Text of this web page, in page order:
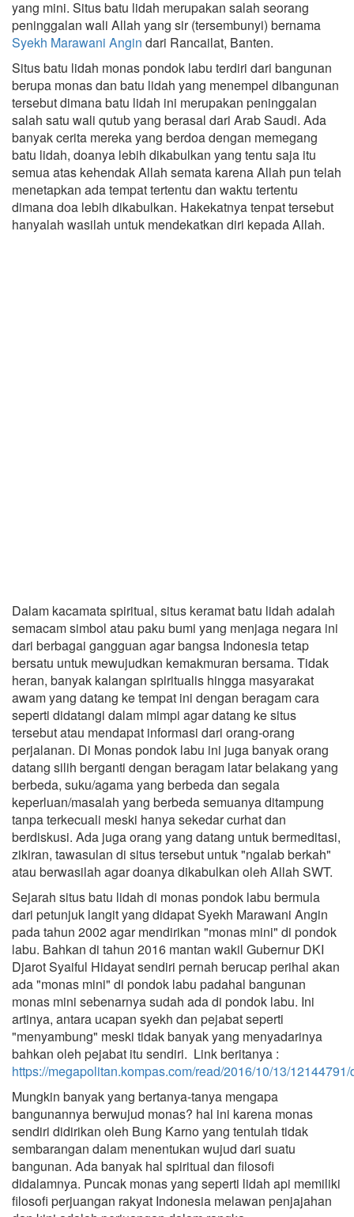
yang mini. Situs batu lidah merupakan salah seorang
peninggalan wali Allah yang sir (tersembunyi) bernama
Syekh Marawani Angin dari Rancailat, Banten.
Situs batu lidah monas pondok labu terdiri dari bangunan
berupa monas dan batu lidah yang menempel dibangunan
tersebut dimana batu lidah ini merupakan peninggalan
salah satu wali qutub yang berasal dari Arab Saudi. Ada
banyak cerita mereka yang berdoa dengan memegang
batu lidah, doanya lebih dikabulkan yang tentu saja itu
semua atas kehendak Allah semata karena Allah pun telah
menetapkan ada tempat tertentu dan waktu tertentu
dimana doa lebih dikabulkan. Hakekatnya tenpat tersebut
hanyalah wasilah untuk mendekatkan diri kepada Allah.
Dalam kacamata spiritual, situs keramat batu lidah adalah
semacam simbol atau paku bumi yang menjaga negara ini
dari berbagai gangguan agar bangsa Indonesia tetap
bersatu untuk mewujudkan kemakmuran bersama. Tidak
heran, banyak kalangan spiritualis hingga masyarakat
awam yang datang ke tempat ini dengan beragam cara
seperti didatangi dalam mimpi agar datang ke situs
tersebut atau mendapat informasi dari orang-orang
perjalanan. Di Monas pondok labu ini juga banyak orang
datang silih berganti dengan beragam latar belakang yang
berbeda, suku/agama yang berbeda dan segala
keperluan/masalah yang berbeda semuanya ditampung
tanpa terkecuali meski hanya sekedar curhat dan
berdiskusi. Ada juga orang yang datang untuk bermeditasi,
zikiran, tawasulan di situs tersebut untuk "ngalab berkah"
atau berwasilah agar doanya dikabulkan oleh Allah SWT.
Sejarah situs batu lidah di monas pondok labu bermula
dari petunjuk langit yang didapat Syekh Marawani Angin
pada tahun 2002 agar mendirikan "monas mini" di pondok
labu. Bahkan di tahun 2016 mantan wakil Gubernur DKI
Djarot Syaiful Hidayat sendiri pernah berucap perihal akan
ada "monas mini" di pondok labu padahal bangunan
monas mini sebenarnya sudah ada di pondok labu. Ini
artinya, antara ucapan syekh dan pejabat seperti
"menyambung" meski tidak banyak yang menyadarinya
bahkan oleh pejabat itu sendiri. Link beritanya :
https://megapolitan.kompas.com/read/2016/10/13/
Mungkin banyak yang bertanya-tanya mengapa
bangunannya berwujud monas? hal ini karena monas
sendiri didirikan oleh Bung Karno yang tentulah tidak
sembarangan dalam menentukan wujud dari suatu
bangunan. Ada banyak hal spiritual dan filosofi
didalamnya. Puncak monas yang seperti lidah api memiliki
filosofi perjuangan rakyat Indonesia melawan penjajahan